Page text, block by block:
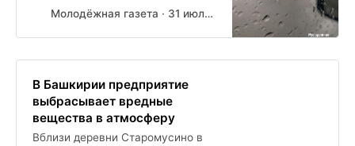
председателя СК России в
Молодёжная газета · 31 июля, 10:20
В Башкирии предприятие
выбрасывает вредные
вещества в атмосферу
Вблизи деревни Старомусино в